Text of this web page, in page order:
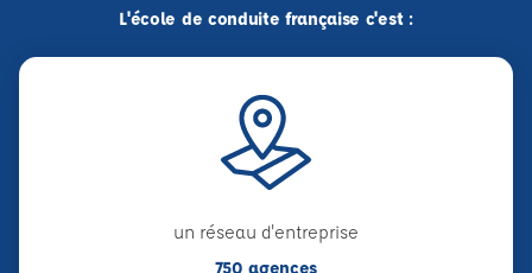
L'école de conduite française c'est :
un réseau d'entreprise
750 agences